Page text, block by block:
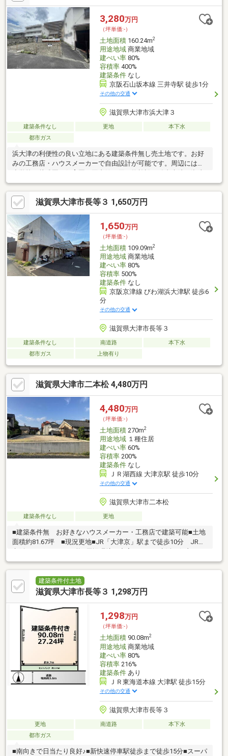
3,280万円
（坪単価:-）
土地面積160.24m2
用途地域商業地域
建ぺい率80%
容積率400%
建築条件なし
京阪石山坂本線 三井寺駅 徒歩1分
その他の交通
滋賀県大津市浜大津３
建築条件なし 更地
本下水
都市ガス
浜大津の利便性の良い立地にある建築条件無し売土地です。お好
みの工務店・ハウスメーカーで自由設計が可能です。周辺には、
沿いのなぎさ公園等が徒歩10分圏内あり生活施設は充実していま
す。
滋賀県大津市長等３ 1,650万円
1,650万円
（坪単価:-）
土地面積109.09m2
用途地域商業地域
建ぺい率80%
容積率500%
建築条件なし
京阪京津線 びわ湖浜大津駅 徒歩6
分
その他の交通
滋賀県大津市長等３
建築条件なし 南道路
本下水
都市ガス
上物有り
滋賀県大津市二本松 4,480万円
4,480万円
（坪単価:-）
土地面積270m2
用途地域１種住居
建ぺい率60%
容積率200%
建築条件なし
ＪＲ湖西線 大津京駅 徒歩10分
その他の交通
滋賀県大津市二本松
建築条件なし 更地
■建築条件無 お好きなハウスメーカー・工務店で建築可能■土地
面積約81.67坪 ■現況更地■JR「大津京」駅まで徒歩10分 JR・
詳細は担当のLIXIL不動産ショップ ピアライフの岸田まで、お気
軽にどうぞ。
建築条件付土地
滋賀県大津市長等３ 1,298万円
1,298万円
（坪単価:-）
土地面積90.08m2
用途地域商業地域
建ぺい率80%
容積率216%
建築条件あり
ＪＲ東海道本線 大津駅 徒歩15分
その他の交通
滋賀県大津市長等３
更地 南道路
本下水
都市ガス
■南向きで日当たり良好♪■新快速停車駅徒歩まで徒歩15分■スーパ